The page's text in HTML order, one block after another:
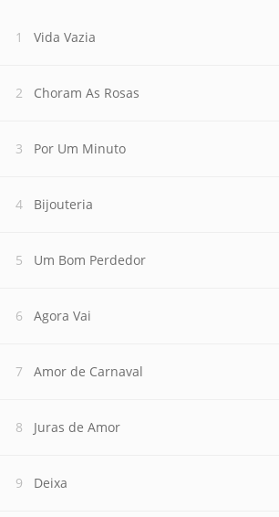
Vida Vazia
Choram As Rosas
Por Um Minuto
Bijouteria
Um Bom Perdedor
Agora Vai
Amor de Carnaval
Juras de Amor
Deixa